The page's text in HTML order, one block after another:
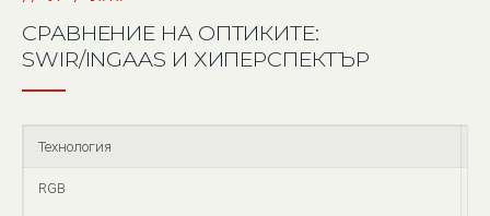
СРАВНЕНИЕ НА ОПТИКИТЕ:
SWIR/INGAAS И ХИПЕРСПЕКТЪР
Технология
RGB